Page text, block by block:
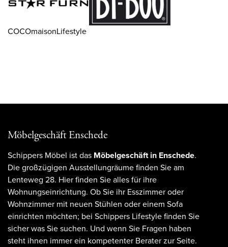
COCOmaisonLifestyle
Möbelgeschäft Enschede
Schippers Möbel ist das Möbelgeschäft in Enschede.
Die großzügigen Ausstellungräume finden Sie am
Lenteweg 28. Hier finden Sie alles für ihre
Wohnungseinrichtung. Ob Sie ihr Esszimmer oder
Wohnzimmer mit neuen Stühlen oder einem Sofa
einrichten möchten; bei Schippers Lifestyle finden Sie
sicher was Sie suchen. Und wenn Sie Fragen haben
steht ihnen immer ein kompetenter Berater zur Seite.